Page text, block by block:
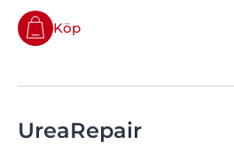
Köp
UreaRepair